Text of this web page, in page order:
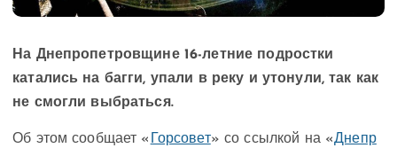
На Днепропетровщине 16-летние подростки
катались на багги, упали в реку и утонули, так как
не смогли выбраться.
Об этом сообщает « Горсовет» со ссылкой на «Днепр